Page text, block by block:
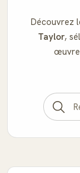
Découvrez
Taylor,